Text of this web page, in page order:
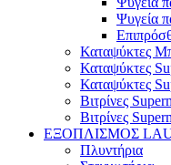
Ψυγεία
Καταψύκτες
Καταψύκτες
Καταψύκτες
Βιτρίνες
Βιτρίνες
ΕΞΟΠΛΙΣΜΟΣ
Πλυντήρια